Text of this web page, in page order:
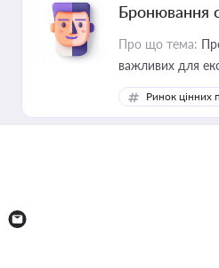
Бронювання
Про що тема:
важливих для
Ринок цінних